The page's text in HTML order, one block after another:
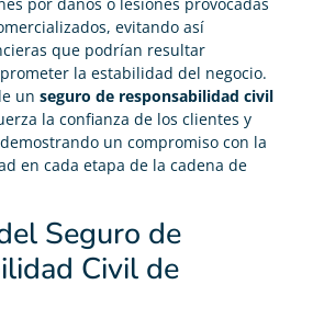
evitando así
que podrían resultar
la estabilidad del negocio.
un seguro de responsabilidad civil
la confianza de los clientes y
un compromiso con la
en cada etapa de la cadena de
Seguro de
Civil de